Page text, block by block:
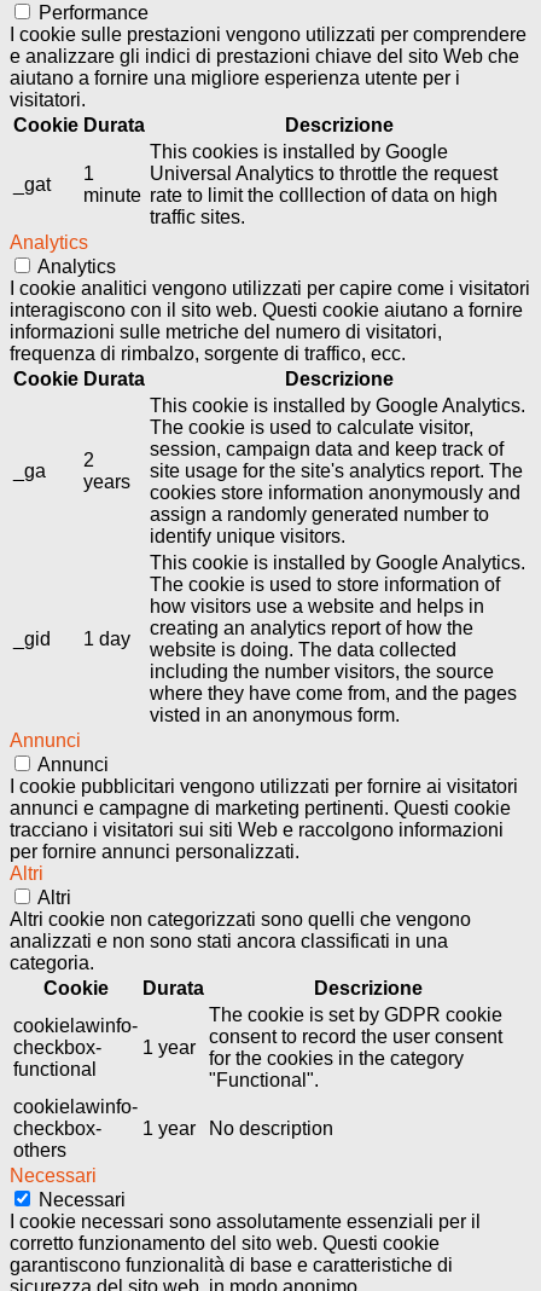
Performance
I cookie sulle prestazioni vengono utilizzati per comprendere
e analizzare gli indici di prestazioni chiave del sito Web che
aiutano a fornire una migliore esperienza utente per i
visitatori.
Cookie Durata Descrizione
_gat
1
minute
This cookies is installed by Google
Universal Analytics to throttle the request
rate to limit the colllection of data on high
traffic sites.
Analytics
Analytics
I cookie analitici vengono utilizzati per capire come i visitatori
interagiscono con il sito web. Questi cookie aiutano a fornire
informazioni sulle metriche del numero di visitatori,
frequenza di rimbalzo, sorgente di traffico, ecc.
Cookie Durata Descrizione
_ga
2
years
This cookie is installed by Google Analytics.
The cookie is used to calculate visitor,
session, campaign data and keep track of
site usage for the site's analytics report. The
cookies store information anonymously and
assign a randomly generated number to
identify unique visitors.
_gid 1 day
This cookie is installed by Google Analytics.
The cookie is used to store information of
how visitors use a website and helps in
creating an analytics report of how the
website is doing. The data collected
including the number visitors, the source
where they have come from, and the pages
visted in an anonymous form.
Annunci
Annunci
I cookie pubblicitari vengono utilizzati per fornire ai visitatori
annunci e campagne di marketing pertinenti. Questi cookie
tracciano i visitatori sui siti Web e raccolgono informazioni
per fornire annunci personalizzati.
Altri
Altri
Altri cookie non categorizzati sono quelli che vengono
analizzati e non sono stati ancora classificati in una
categoria.
Cookie
Durata
Descrizione
cookielawinfo-
checkbox-
functional
1 year
The cookie is set by GDPR cookie
consent to record the user consent
for the cookies in the category
"Functional".
cookielawinfo-
checkbox-
others
1 year No description
Necessari
Necessari
I cookie necessari sono assolutamente essenziali per il
corretto funzionamento del sito web. Questi cookie
garantiscono funzionalità di base e caratteristiche di
sicurezza del sito web, in modo anonimo.